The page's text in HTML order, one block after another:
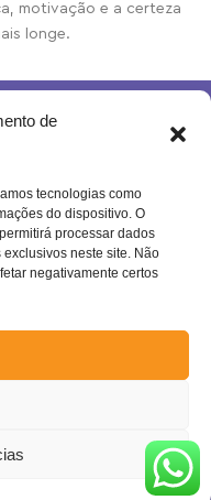
de
tecnologias como
do dispositivo. O
processar dados
neste site. Não
negativamente certos
motivação e a certeza
longe.
newsletter!